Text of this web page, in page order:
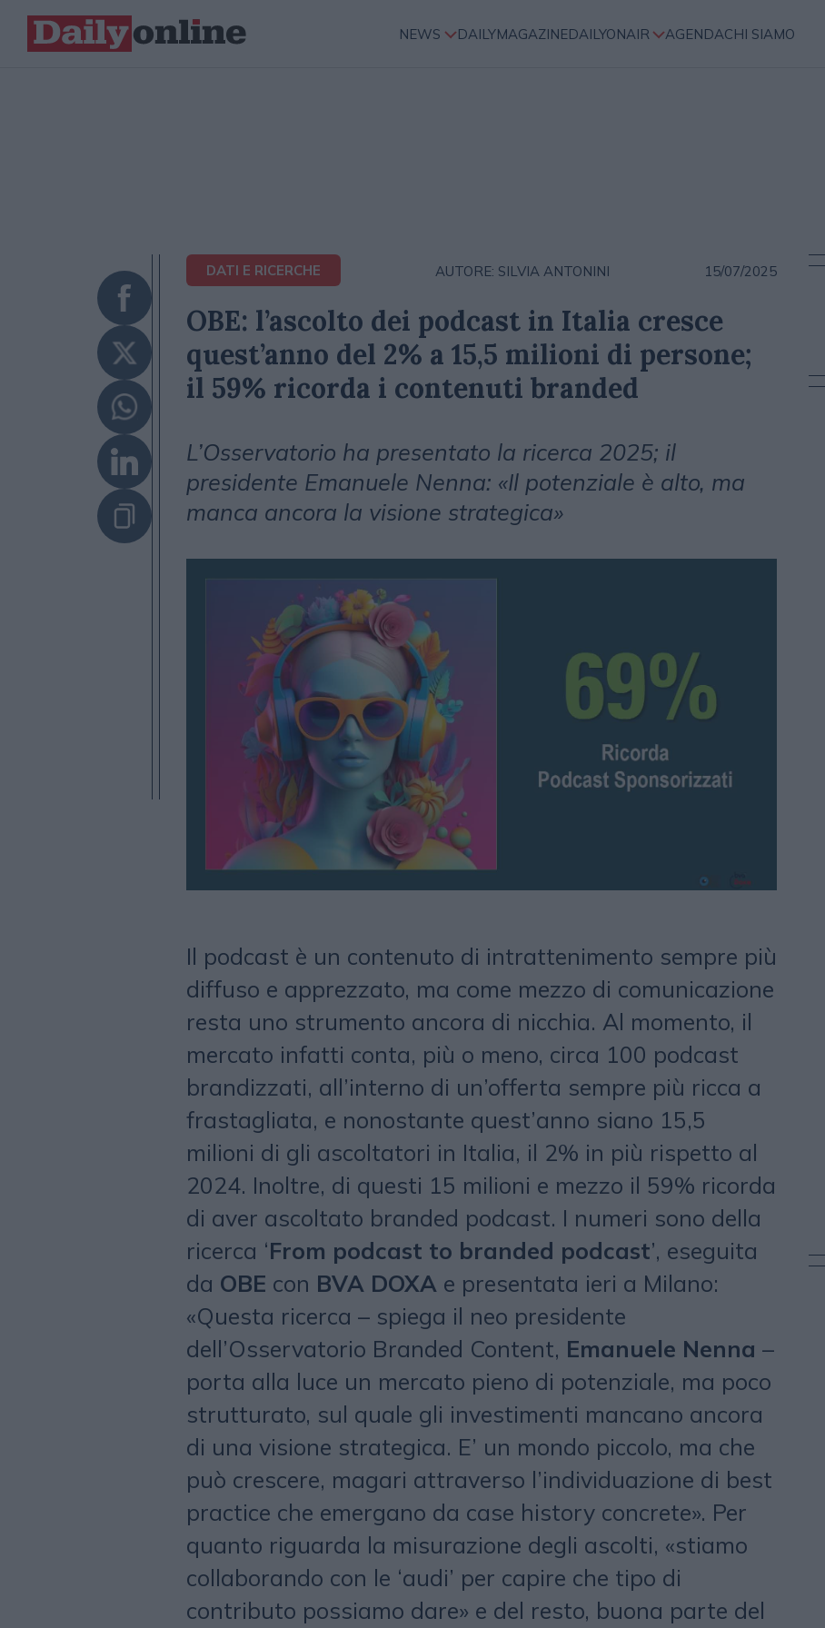
NEWS DAILYMAGAZINEDAILYONAIR AGENDACHI SIAMO
DATI E RICERCHE AUTORE: SILVIA ANTONINI 15/07/2025
OBE: l’ascolto dei podcast in Italia cresce
quest’anno del 2% a 15,5 milioni di persone;
il 59% ricorda i contenuti branded
L’Osservatorio ha presentato la ricerca 2025; il
presidente Emanuele Nenna: «Il potenziale è alto, ma
manca ancora la visione strategica»
Il podcast è un contenuto di intrattenimento sempre più
diffuso e apprezzato, ma come mezzo di comunicazione
resta uno strumento ancora di nicchia. Al momento, il
mercato infatti conta, più o meno, circa 100 podcast
brandizzati, all’interno di un’offerta sempre più ricca a
frastagliata, e nonostante quest’anno siano 15,5
milioni di gli ascoltatori in Italia, il 2% in più rispetto al
2024. Inoltre, di questi 15 milioni e mezzo il 59% ricorda
di aver ascoltato branded podcast. I numeri sono della
ricerca ‘From podcast to branded podcast’, eseguita
da OBE con BVA DOXAe presentata ieri a Milano:
«Questa ricerca – spiega il neo presidente
dell’Osservatorio Branded Content, Emanuele Nenna –
porta alla luce un mercato pieno di potenziale, ma poco
strutturato, sul quale gli investimenti mancano ancora
di una visione strategica. E’ un mondo piccolo, ma che
può crescere, magari attraverso l’individuazione di best
practice che emergano da case history concrete». Per
quanto riguarda la misurazione degli ascolti, «stiamo
collaborando con le ‘audi’ per capire che tipo di
contributo possiamo dare» e del resto, buona parte del